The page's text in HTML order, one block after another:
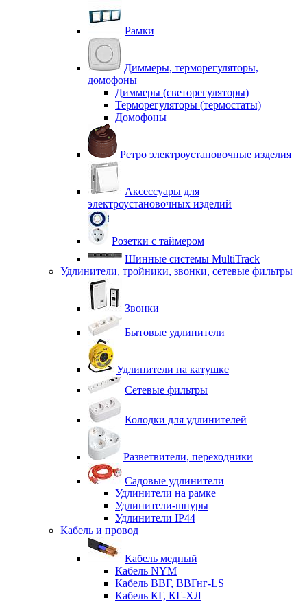
Рамки
Диммеры, терморегуляторы,
домофоны
Диммеры (светорегуляторы)
Терморегуляторы (термостаты)
Домофоны
Ретро электроустановочные изделия
Аксессуары для
электроустановочных изделий
Розетки с таймером
Шинные системы MultiTrack
Удлинители, тройники, звонки, сетевые фильтры
Звонки
Бытовые удлинители
Удлинители на катушке
Сетевые фильтры
Колодки для удлинителей
Разветвители, переходники
Садовые удлинители
Удлинители на рамке
Удлинители-шнуры
Удлинители IP44
Кабель и провод
Кабель медный
Кабель NYM
Кабель ВВГ, ВВГнг-LS
Кабель КГ, КГ-ХЛ